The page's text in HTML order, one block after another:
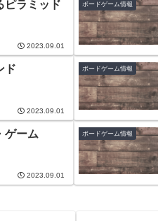
ピラミッド
2023.09.01
ボードゲーム情報
ド
2023.09.01
ボードゲーム情報
ゲーム
2023.09.01
ボードゲーム情報